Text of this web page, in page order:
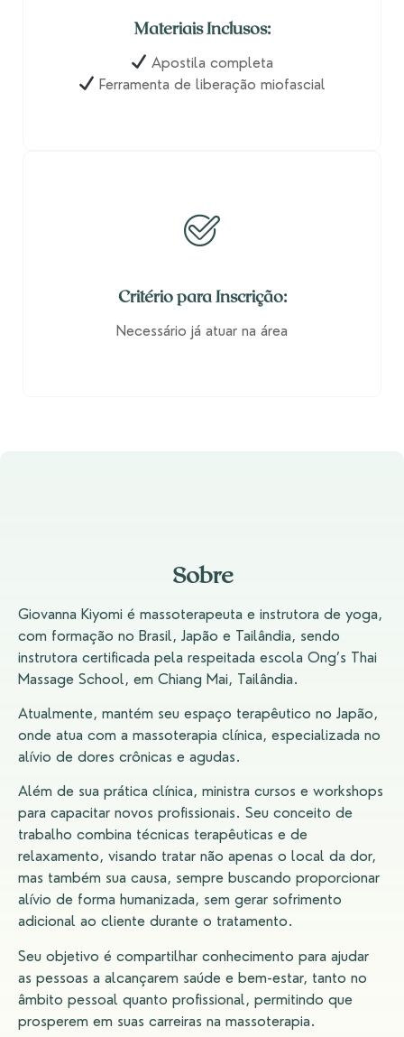
Materiais Inclusos:
Apostila completa
Ferramenta de liberação miofascial
Critério para Inscrição:
Necessário já atuar na área
Sobre
Giovanna Kiyomi é massoterapeuta e instrutora de yoga,
com formação no Brasil, Japão e Tailândia, sendo
instrutora certificada pela respeitada escola Ong’s Thai
Massage School, em Chiang Mai, Tailândia.
Atualmente, mantém seu espaço terapêutico no Japão,
onde atua com a massoterapia clínica, especializada no
alívio de dores crônicas e agudas.
Além de sua prática clínica, ministra cursos e workshops
para capacitar novos profissionais. Seu conceito de
trabalho combina técnicas terapêuticas e de
relaxamento, visando tratar não apenas o local da dor,
mas também sua causa, sempre buscando proporcionar
alívio de forma humanizada, sem gerar sofrimento
adicional ao cliente durante o tratamento.
Seu objetivo é compartilhar conhecimento para ajudar
as pessoas a alcançarem saúde e bem-estar, tanto no
âmbito pessoal quanto profissional, permitindo que
prosperem em suas carreiras na massoterapia.